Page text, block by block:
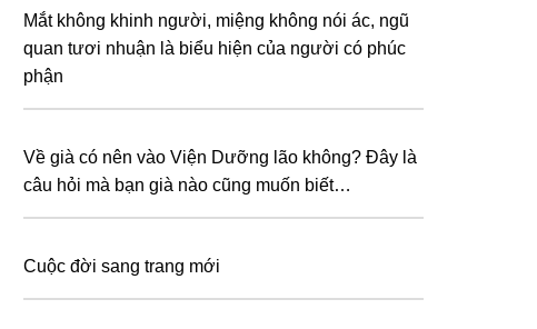
Mắt không khinh người, miệng không nói ác, ngũ
quan tươi nhuận là biểu hiện của người có phúc
phận
Về già có nên vào Viện Dưỡng lão không? Ðây là
câu hỏi mà bạn già nào cũng muốn biết…
Cuộc đời sang trang mới